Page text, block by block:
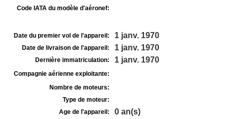
Code IATA du modèle d'aéronef:
Date du premier vol de l'appareil: 1 janv. 1970
Date de livraison de l'appareil: 1 janv. 1970
Dernière immatriculation: 1 janv. 1970
Compagnie aérienne exploitante:
Nombre de moteurs:
Type de moteur:
Age de l'appareil:
0 an(s)